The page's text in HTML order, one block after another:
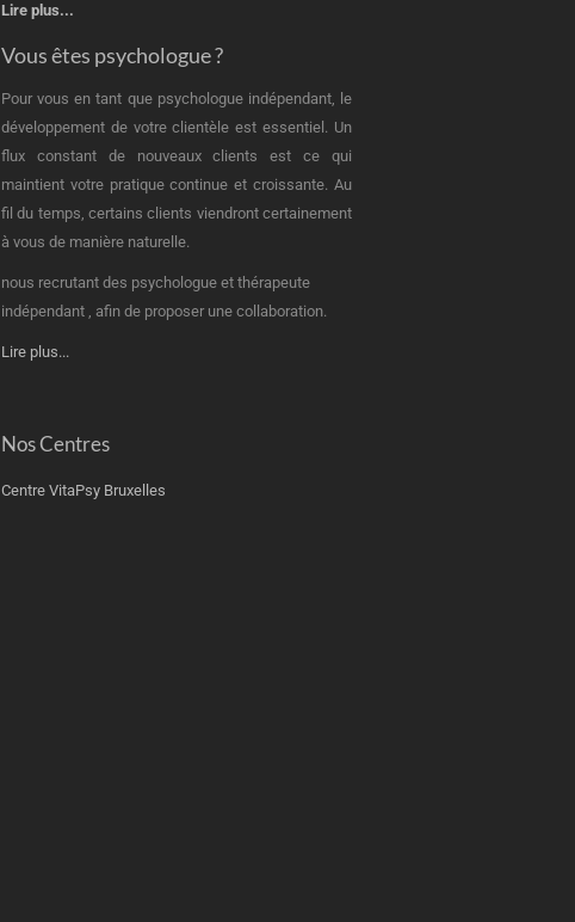
Lire plus...
Vous êtes psychologue ?
Pour vous en tant que psychologue indépendant, le
développement de votre clientèle est essentiel. Un
flux constant de nouveaux clients est ce qui
maintient votre pratique continue et croissante. Au
fil du temps, certains clients viendront certainement
à vous de manière naturelle.
nous recrutant des psychologue et thérapeute
indépendant , afin de proposer une collaboration.
Lire plus...
Nos Centres
Centre VitaPsy Bruxelles